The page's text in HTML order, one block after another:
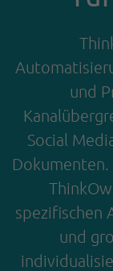
und
Social
Dokumenten.
spezifischen
und